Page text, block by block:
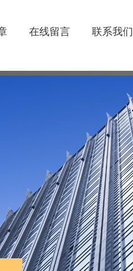
在线留言 联系我们